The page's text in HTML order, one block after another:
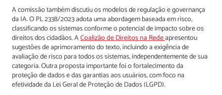
A comissão também discutiu os modelos de regulação e governança
da IA. O PL 2338/2023 adota uma abordagem baseada em risco,
classificando os sistemas conforme o potencial de impacto sobre os
direitos dos cidadãos. ACoalizão de Direitos na Redeapresentou
sugestões de aprimoramento do texto, incluindo a exigência de
avaliação de risco para todos os sistemas, independentemente de sua
categoria. Outra proposta importante foi o fortalecimento da
proteção de dados e das garantias aos usuários, com foco na
efetividade da Lei Geral de Proteção de Dados (LGPD).